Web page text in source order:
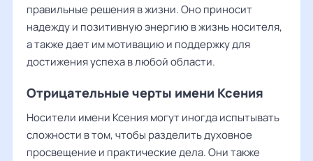
правильные решения в жизни. Оно приносит
надежду и позитивную энергию в жизнь носителя,
а также дает им мотивацию и поддержку для
достижения успеха в любой области.
Отрицательные черты имени Ксения
Носители имени Ксения могут иногда испытывать
сложности в том, чтобы разделить духовное
просвещение и практические дела. Они также